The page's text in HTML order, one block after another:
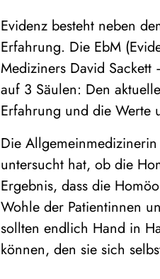
Evidenz besteht neben
Erfahrung. Die EbM
Mediziners David
auf 3 Säulen: Den
Erfahrung und die Werte
Die
untersucht hat, ob die
Ergebnis, dass die
Wohle der Patientinnen
sollten endlich Hand in
können, den sie sich